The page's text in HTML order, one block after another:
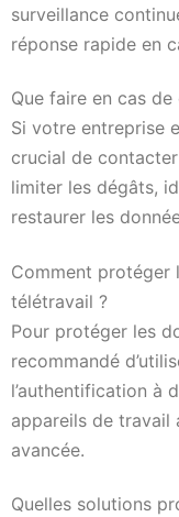
surveillance
réponse rapide en
Que faire en cas
Si votre entreprise
crucial de
limiter les dégâts,
restaurer les
Comment protéger
télétravail ?
Pour protéger les
recommandé
l’authentification à
appareils de travail
avancée.
Quelles solutions